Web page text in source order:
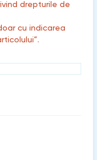
drepturile de
cu indicarea